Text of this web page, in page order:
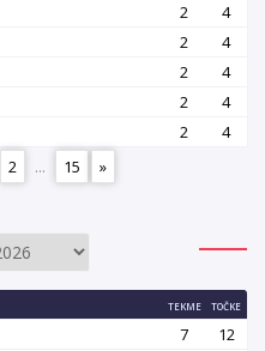
2
4
2
4
2
4
2
4
2
4
2 ... 15 »
TEKME TOČKE
7
12